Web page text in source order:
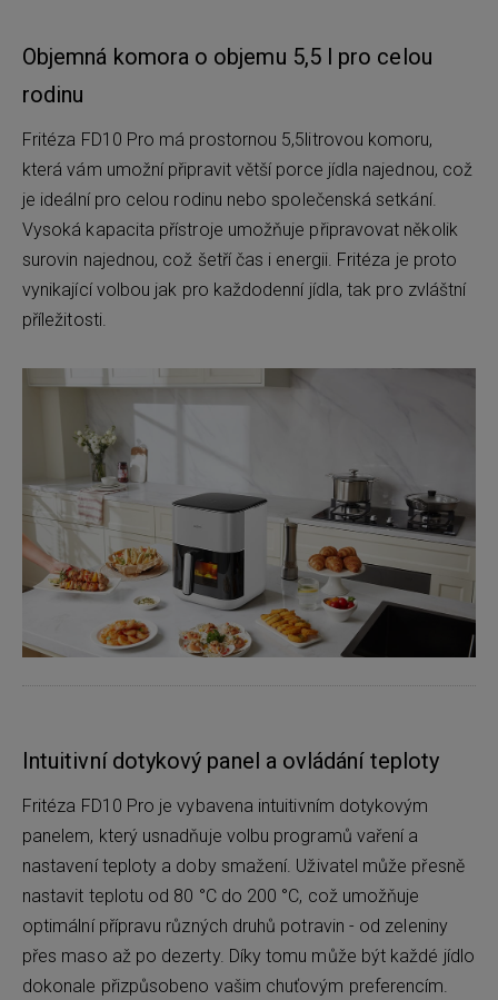
Objemná komora o objemu 5,5 l pro celou
rodinu
Fritéza FD10 Pro má prostornou 5,5litrovou komoru,
která vám umožní připravit větší porce jídla najednou, což
je ideální pro celou rodinu nebo společenská setkání.
Vysoká kapacita přístroje umožňuje připravovat několik
surovin najednou, což šetří čas i energii. Fritéza je proto
vynikající volbou jak pro každodenní jídla, tak pro zvláštní
příležitosti.
Intuitivní dotykový panel a ovládání teploty
Fritéza FD10 Pro je vybavena intuitivním dotykovým
panelem, který usnadňuje volbu programů vaření a
nastavení teploty a doby smažení. Uživatel může přesně
nastavit teplotu od 80 °C do 200 °C, což umožňuje
optimální přípravu různých druhů potravin - od zeleniny
přes maso až po dezerty. Díky tomu může být každé jídlo
dokonale přizpůsobeno vašim chuťovým preferencím.